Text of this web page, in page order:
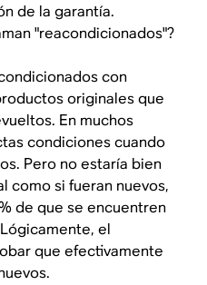
de la garantía.
"reacondicionados"?
con
originales que
En muchos
condiciones cuando
Pero no estaría bien
como si fueran nuevos,
de que se encuentren
el
que efectivamente